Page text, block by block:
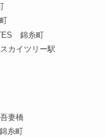
錦糸町
カイツリー駅
妻橋
糸町